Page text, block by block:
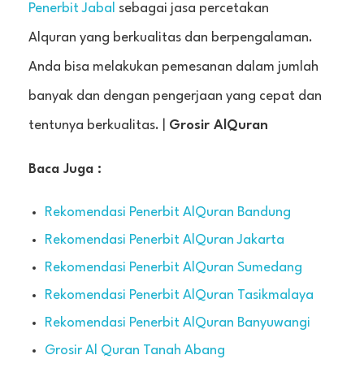
Penerbit Jabal sebagai jasa percetakan
Alquran yang berkualitas dan berpengalaman.
Anda bisa melakukan pemesanan dalam jumlah
banyak dan dengan pengerjaan yang cepat dan
tentunya berkualitas. | Grosir AlQuran
Baca Juga :
Rekomendasi Penerbit AlQuran Bandung
Rekomendasi Penerbit AlQuran Jakarta
Rekomendasi Penerbit AlQuran Sumedang
Rekomendasi Penerbit AlQuran Tasikmalaya
Rekomendasi Penerbit AlQuran Banyuwangi
Grosir Al Quran Tanah Abang